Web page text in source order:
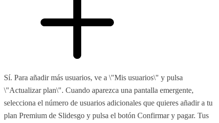
Sí. Para añadir más usuarios, ve a \"Mis usuarios\" y pulsa
\"Actualizar plan\". Cuando aparezca una pantalla emergente,
selecciona el número de usuarios adicionales que quieres añadir a tu
plan Premium de Slidesgo y pulsa el botón Confirmar y pagar. Tus